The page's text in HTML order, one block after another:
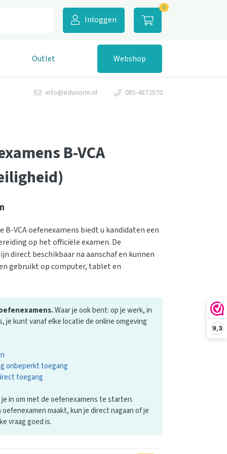
9,3
Inloggen
0
Outlet Webshop
info@edunorm.nl 085-4872570
B-VCA
B-VCA oefenexamens biedt u kandidaten een
op het officiële examen. De
direct beschikbaar na aanschaf en kunnen
gebruikt op computer, tablet en
Waar je ook bent: op je werk, in
je kunt vanaf elke locatie de online omgeving
onbeperkt toegang
toegang
in om met de oefenexamens te starten.
oefenexamen maakt, kun je direct nagaan of je
vraag goed is.